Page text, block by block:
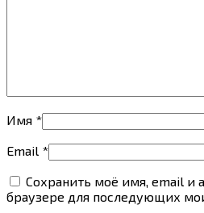
Имя *
Email *
Сохранить моё имя, email и
браузере для последующих